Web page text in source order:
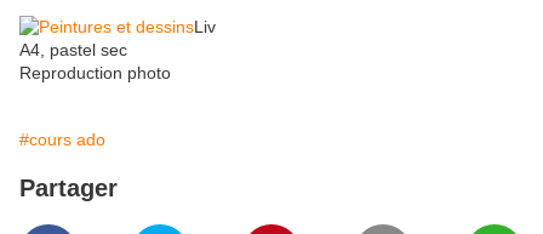
Liv
A4, pastel sec
Reproduction photo
#cours ado
Partager